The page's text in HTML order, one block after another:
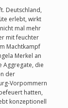
Deutschland,
erlebt, wirkt
mal mehr
mit feuchter
Machtkampf
Merkel an
Aggregate, die
der
Vorpommern
hatten,
konzeptionell